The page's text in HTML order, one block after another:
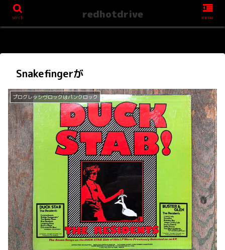
Snakefingerが
プログレッシヴロックはパンクロック
serch redhotdrive menu